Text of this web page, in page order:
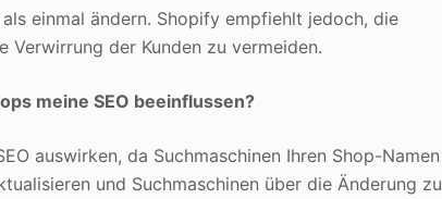
einmal ändern. Shopify empfiehlt jedoch, die
Verwirrung der Kunden zu vermeiden.
meine SEO beeinflussen?
auswirken, da Suchmaschinen Ihren Shop-Namen
und Suchmaschinen über die Änderung zu